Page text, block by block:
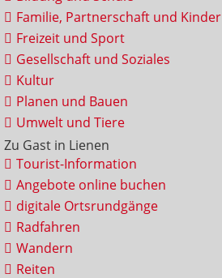
Familie, Partnerschaft und Kinder
Freizeit und Sport
Gesellschaft und Soziales
Kultur
Planen und Bauen
Umwelt und Tiere
Zu Gast in Lienen
Tourist-Information
Angebote online buchen
digitale Ortsrundgänge
Radfahren
Wandern
Reiten